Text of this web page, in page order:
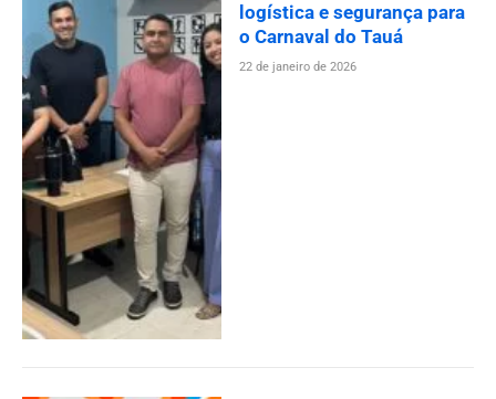
logística e segurança para
o Carnaval do Tauá
22 de janeiro de 2026